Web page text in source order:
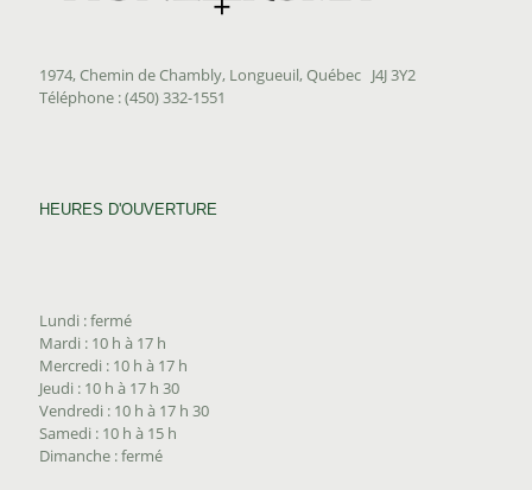
1974, Chemin de Chambly, Longueuil, Québec J4J 3Y2
Téléphone : (450) 332-1551
HEURES D'OUVERTURE
Lundi : fermé
Mardi : 10 h à 17 h
Mercredi : 10 h à 17 h
Jeudi : 10 h à 17 h 30
Vendredi : 10 h à 17 h 30
Samedi : 10 h à 15 h
Dimanche : fermé